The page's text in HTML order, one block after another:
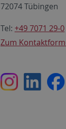
72074 Tübingen
Tel: +49 7071 29-0
Zum
InstagramLinkedIn